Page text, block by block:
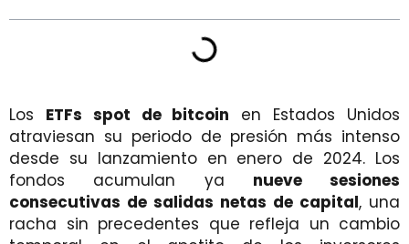
Los ETFs spot de bitcoin en Estados Unidos
atraviesan su periodo de presión más intenso
desde su lanzamiento en enero de 2024. Los
fondos acumulan ya nueve sesiones
consecutivas de salidas netas de capital, una
racha sin precedentes que refleja un cambio